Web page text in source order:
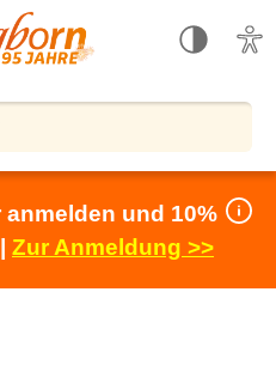
und 10%
Zur Anmeldung >>